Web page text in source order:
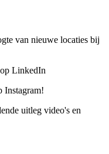
van nieuwe locaties bij
LinkedIn
Instagram!
uitleg video's en